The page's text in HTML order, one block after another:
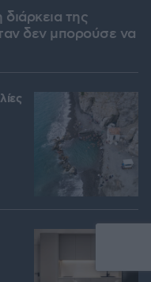
διάρκεια της
δεν μπορούσε να